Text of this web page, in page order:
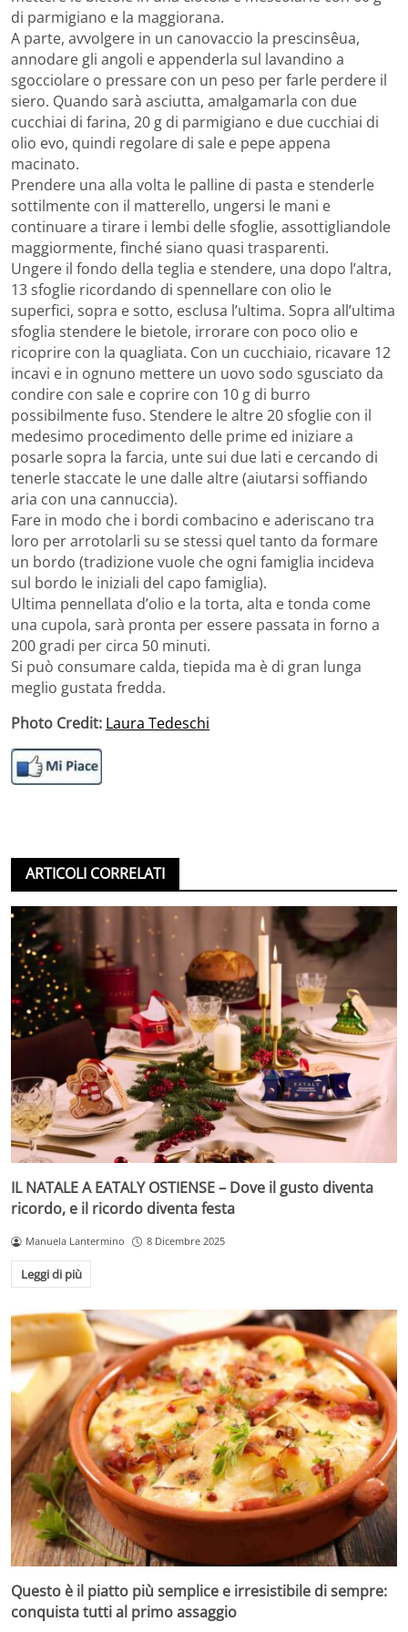
di parmigiano e la maggiorana.
A parte, avvolgere in un canovaccio la prescinsêua,
annodare gli angoli e appenderla sul lavandino a
sgocciolare o pressare con un peso per farle perdere il
siero. Quando sarà asciutta, amalgamarla con due
cucchiai di farina, 20 g di parmigiano e due cucchiai di
olio evo, quindi regolare di sale e pepe appena
macinato.
Prendere una alla volta le palline di pasta e stenderle
sottilmente con il matterello, ungersi le mani e
continuare a tirare i lembi delle sfoglie, assottigliandole
maggiormente, finché siano quasi trasparenti.
Ungere il fondo della teglia e stendere, una dopo l’altra,
13 sfoglie ricordando di spennellare con olio le
superfici, sopra e sotto, esclusa l’ultima. Sopra all’ultima
sfoglia stendere le bietole, irrorare con poco olio e
ricoprire con la quagliata. Con un cucchiaio, ricavare 12
incavi e in ognuno mettere un uovo sodo sgusciato da
condire con sale e coprire con 10 g di burro
possibilmente fuso. Stendere le altre 20 sfoglie con il
medesimo procedimento delle prime ed iniziare a
posarle sopra la farcia, unte sui due lati e cercando di
tenerle staccate le une dalle altre (aiutarsi soffiando
aria con una cannuccia).
Fare in modo che i bordi combacino e aderiscano tra
loro per arrotolarli su se stessi quel tanto da formare
un bordo (tradizione vuole che ogni famiglia incideva
sul bordo le iniziali del capo famiglia).
Ultima pennellata d’olio e la torta, alta e tonda come
una cupola, sarà pronta per essere passata in forno a
200 gradi per circa 50 minuti.
Si può consumare calda, tiepida ma è di gran lunga
meglio gustata fredda.
Photo Credit: Laura Tedeschi
ARTICOLI CORRELATI
IL NATALE A EATALY OSTIENSE – Dove il gusto diventa
ricordo, e il ricordo diventa festa
Manuela Lantermino 8 Dicembre 2025
Leggi di più
Questo è il piatto più semplice e irresistibile di sempre:
conquista tutti al primo assaggio